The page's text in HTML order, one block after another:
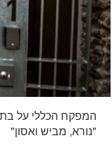
המפקח הכללי על
"נורא, מביש ואסון"